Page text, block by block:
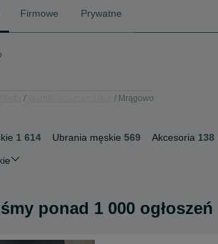
Firmowe Prywatne
Mrągowo
1 614 Ubrania męskie 569 Akcesoria 138
ponad 1 000 ogłoszeń